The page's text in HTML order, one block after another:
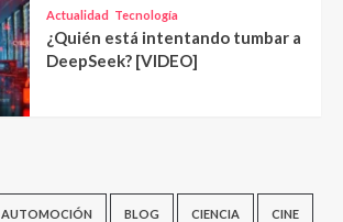
Actualidad Tecnología
¿Quién está intentando tumbar a
DeepSeek? [VIDEO]
AUTOMOCIÓN BLOG CIENCIA CINE